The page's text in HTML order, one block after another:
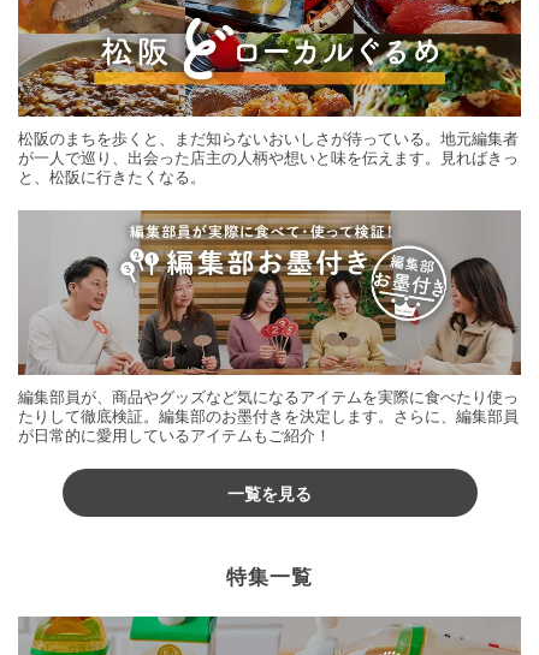
松阪のまちを歩くと、まだ知らないおいしさが待っている。地元編集者
が一人で巡り、出会った店主の人柄や想いと味を伝えます。見ればきっ
と、松阪に行きたくなる。
編集部員が、商品やグッズなど気になるアイテムを実際に食べたり使っ
たりして徹底検証。編集部のお墨付きを決定します。さらに、編集部員
が日常的に愛用しているアイテムもご紹介！
一覧を見る
特集一覧